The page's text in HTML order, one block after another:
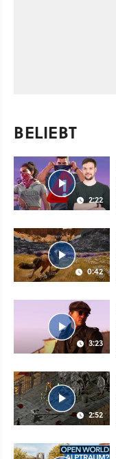
BELIEBT
2:22
0:42
3:23
2:52